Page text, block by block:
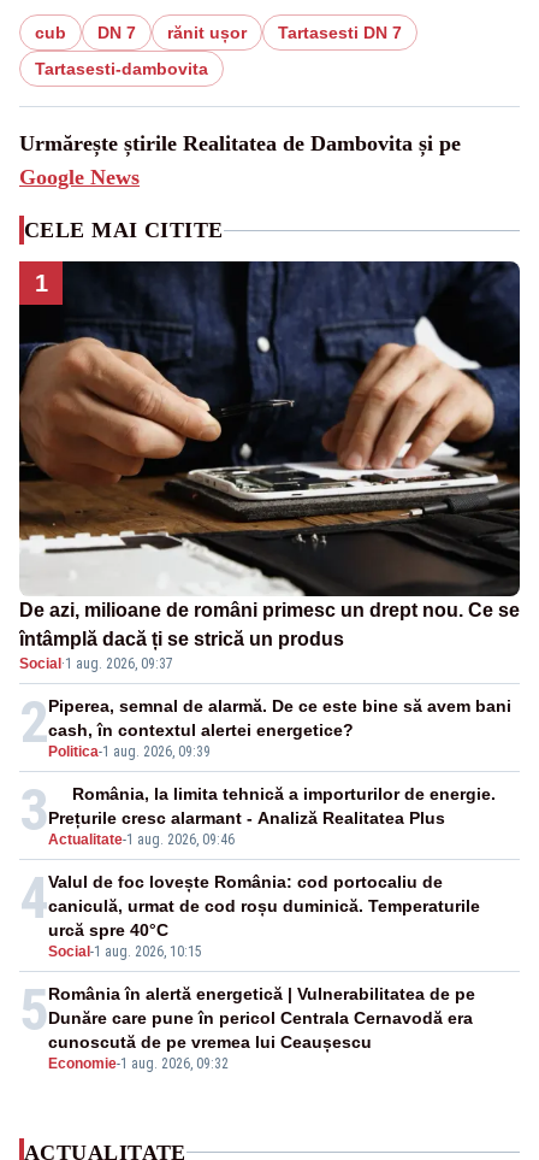
cub DN 7 rănit ușor
Tartasesti DN 7
Tartasesti-dambovita
Urmărește știrile Realitatea de Dambovita și pe
Google News
CELE MAI CITITE
1
De azi, milioane de români primesc un drept nou. Ce se
întâmplă dacă ți se strică un produs
Social·1 aug. 2026, 09:37
2Politica-1 aug. 2026, 09:39
Piperea, semnal de alarmă. De ce este bine să avem bani
cash, în contextul alertei energetice?
3Actualitate-1 aug. 2026, 09:46
România, la limita tehnică a importurilor de energie.
Prețurile cresc alarmant - Analiză Realitatea Plus
4
Social-1 aug. 2026, 10:15
Valul de foc lovește România: cod portocaliu de
caniculă, urmat de cod roșu duminică. Temperaturile
urcă spre 40°C
5
Economie-1 aug. 2026, 09:32
România în alertă energetică | Vulnerabilitatea de pe
Dunăre care pune în pericol Centrala Cernavodă era
cunoscută de pe vremea lui Ceaușescu
ACTUALITATE